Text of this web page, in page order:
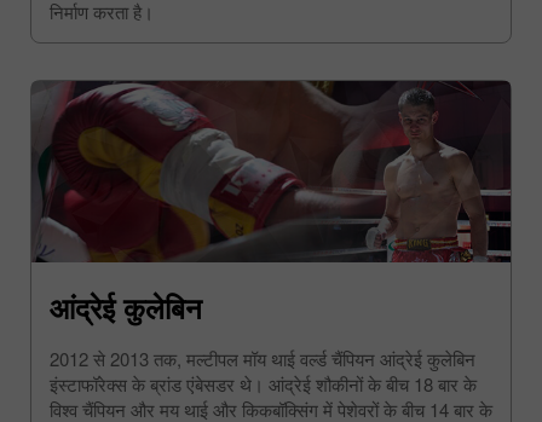
निर्माण करता है।
आंद्रेई कुलेबिन
2012 से 2013 तक, मल्टीपल मॉय थाई वर्ल्ड चैंपियन आंद्रेई कुलेबिन
इंस्टाफॉरेक्स के ब्रांड एंबेसडर थे। आंद्रेई शौकीनों के बीच 18 बार के
विश्व चैंपियन और मय थाई और किकबॉक्सिंग में पेशेवरों के बीच 14 बार के